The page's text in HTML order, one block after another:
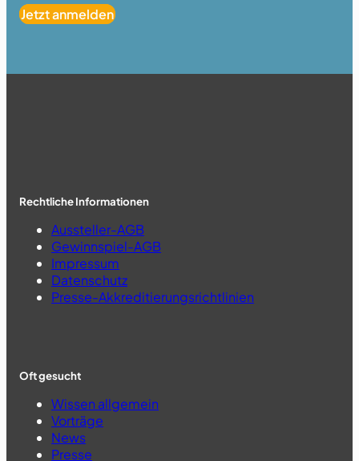
Jetzt anmelden
Rechtliche Informationen
Aussteller-AGB
Gewinnspiel-AGB
Impressum
Datenschutz
Presse-Akkreditierungsrichtlinien
Oft gesucht
Wissen allgemein
Vorträge
News
Presse